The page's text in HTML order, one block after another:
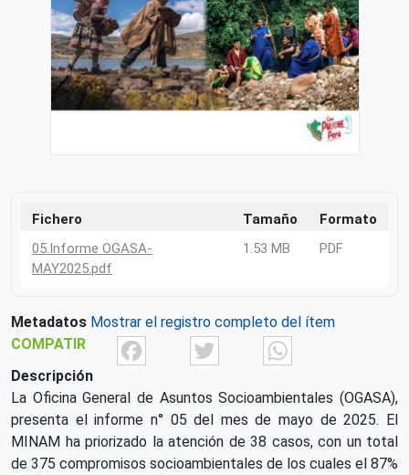
Fichero Tamaño
Formato
05.Informe OGASA-
MAY2025.pdf
1.53 MB PDF
Metadatos Mostrar el registro completo del ítem
COMPATIR
FacebookTwitter
Descripción
La Oficina General de Asuntos Socioambientales (OGASA),
presenta el informe n° 05 del mes de mayo de 2025. El
MINAM ha priorizado la atención de 38 casos, con un total
de 375 compromisos socioambientales de los cuales el 87%